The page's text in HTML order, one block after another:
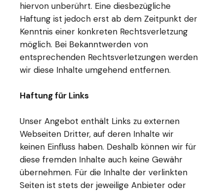
hiervon unberührt. Eine diesbezügliche
Haftung ist jedoch erst ab dem Zeitpunkt der
Kenntnis einer konkreten Rechtsverletzung
möglich. Bei Bekanntwerden von
entsprechenden Rechtsverletzungen werden
wir diese Inhalte umgehend entfernen.
Haftung für Links
Unser Angebot enthält Links zu externen
Webseiten Dritter, auf deren Inhalte wir
keinen Einfluss haben. Deshalb können wir für
diese fremden Inhalte auch keine Gewähr
übernehmen. Für die Inhalte der verlinkten
Seiten ist stets der jeweilige Anbieter oder